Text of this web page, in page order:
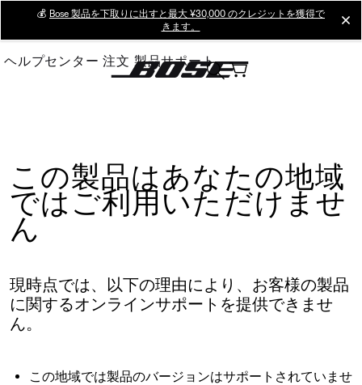
Main
💰 Bose 製品を下取りに出すと最大 ¥30,000 のクレジットを獲得で
きます。
ヘルプセンター 注文 製品サポート
この製品はあなたの地域
ではご利用いただけませ
ん
現時点では、以下の理由により、お客様の製品
に関するオンラインサポートを提供できませ
ん。
この地域では製品のバージョンはサポートされていませ